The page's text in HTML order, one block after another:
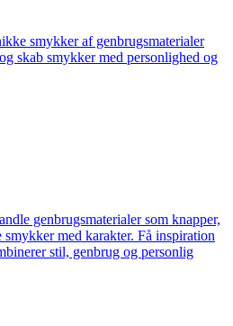
smykker af genbrugsmaterialer
skab smykker med personlighed og
genbrugsmaterialer som knapper,
med karakter. Få inspiration
stil, genbrug og personlig